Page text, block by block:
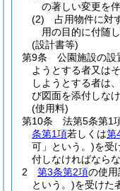
の著しい変更を
(2)
占用物件に対
用の目的に付随
(設計書等)
第9条
公園施設の設
ようとする者又は
しようとする者は
び図面を添付しな
(使用料)
第10条
法第5条第1
条第1項若しくは第
可」という。)を受
付しなければならな
2
第3条第2項の使用
という。)を受けた